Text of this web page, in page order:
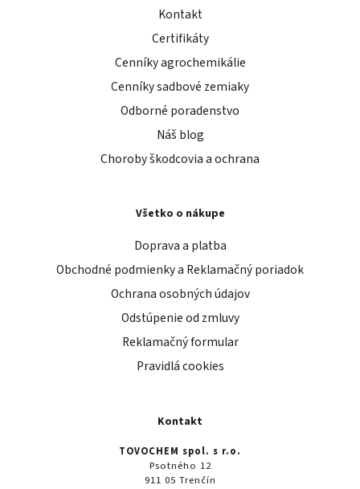
Kontakt
Certifikáty
Cenníky agrochemikálie
Cenníky sadbové zemiaky
Odborné poradenstvo
Náš blog
Choroby škodcovia a ochrana
Všetko o nákupe
Doprava a platba
Obchodné podmienky a Reklamačný poriadok
Ochrana osobných údajov
Odstúpenie od zmluvy
Reklamačný formular
Pravidlá cookies
Kontakt
TOVOCHEM spol. s r.o.
Psotného 12
911 05 Trenčín